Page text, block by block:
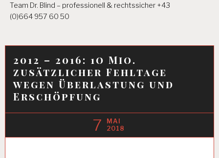
Team Dr. Blind – professionell & rechtssicher +43
(0)664 957 60 50
2012 – 2016: 1o Mio.
zusätzlicher Fehltage
wegen Überlastung und
Erschöpfung
7
MAI
2018